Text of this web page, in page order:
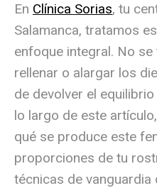
En Clínica Sorias, tu
Salamanca, tratamos
enfoque integral. No
rellenar o alargar los
de devolver el
lo largo de este
qué se produce este
proporciones de tu
técnicas de vanguardia